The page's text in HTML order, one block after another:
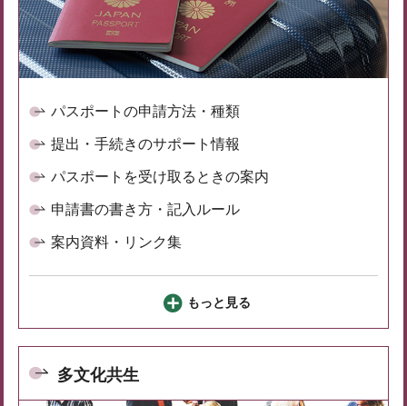
パスポートの申請方法・種類
提出・手続きのサポート情報
パスポートを受け取るときの案内
申請書の書き方・記入ルール
案内資料・リンク集
もっと見る
多文化共生